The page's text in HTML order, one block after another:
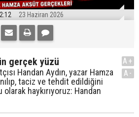
23 Haziran 2026
gerçek yüzü
Handan Aydın, yazar Hamza
taciz ve tehdit edildiğini
haykırıyoruz: Handan
A+
A-